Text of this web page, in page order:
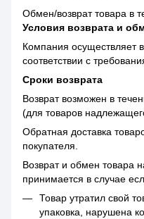
Обмен/возврат товара в
Условия возврата и
Компания осуществляет
соответствии с
Сроки возврата
Возврат возможен в
(для товаров
Обратная доставка
покупателя.
Возврат и обмен товара
принимается в случае
Товар утратил свой
упаковка, нарушена